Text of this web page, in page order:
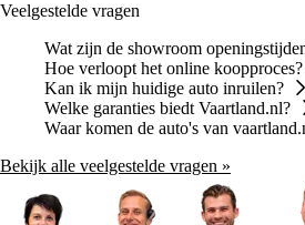
Veelgestelde vragen
Wat zijn de showroom
Hoe verloopt het online koopproces?
Kan ik mijn huidige auto inruilen?
Welke garanties biedt Vaartland.nl?
Waar komen de auto's van
Bekijk alle veelgestelde vragen »